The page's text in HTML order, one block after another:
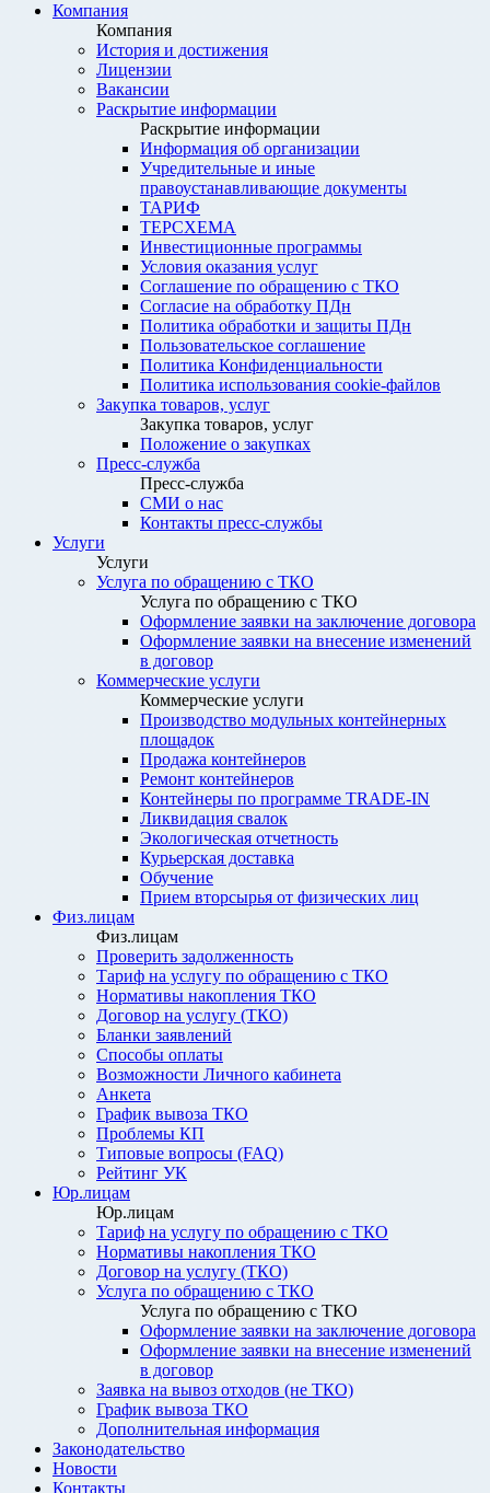
Компания
Компания
История и достижения
Лицензии
Вакансии
Раскрытие информации
Раскрытие информации
Информация об организации
Учредительные и иные
правоустанавливающие документы
ТАРИФ
ТЕРСХЕМА
Инвестиционные программы
Условия оказания услуг
Соглашение по обращению с ТКО
Согласие на обработку ПДн
Политика обработки и защиты ПДн
Пользовательское соглашение
Политика Конфиденциальности
Политика использования cookie-файлов
Закупка товаров, услуг
Закупка товаров, услуг
Положение о закупках
Пресс-служба
Пресс-служба
СМИ о нас
Контакты пресс-службы
Услуги
Услуги
Услуга по обращению с ТКО
Услуга по обращению с ТКО
Оформление заявки на заключение договора
Оформление заявки на внесение изменений
в договор
Коммерческие услуги
Коммерческие услуги
Производство модульных контейнерных
площадок
Продажа контейнеров
Ремонт контейнеров
Контейнеры по программе TRADE-IN
Ликвидация свалок
Экологическая отчетность
Курьерская доставка
Обучение
Прием вторсырья от физических лиц
Физ.лицам
Физ.лицам
Проверить задолженность
Тариф на услугу по обращению с ТКО
Нормативы накопления ТКО
Договор на услугу (ТКО)
Бланки заявлений
Способы оплаты
Возможности Личного кабинета
Анкета
График вывоза ТКО
Проблемы КП
Типовые вопросы (FAQ)
Рейтинг УК
Юр.лицам
Юр.лицам
Тариф на услугу по обращению с ТКО
Нормативы накопления ТКО
Договор на услугу (ТКО)
Услуга по обращению с ТКО
Услуга по обращению с ТКО
Оформление заявки на заключение договора
Оформление заявки на внесение изменений
в договор
Заявка на вывоз отходов (не ТКО)
График вывоза ТКО
Дополнительная информация
Законодательство
Новости
Контакты